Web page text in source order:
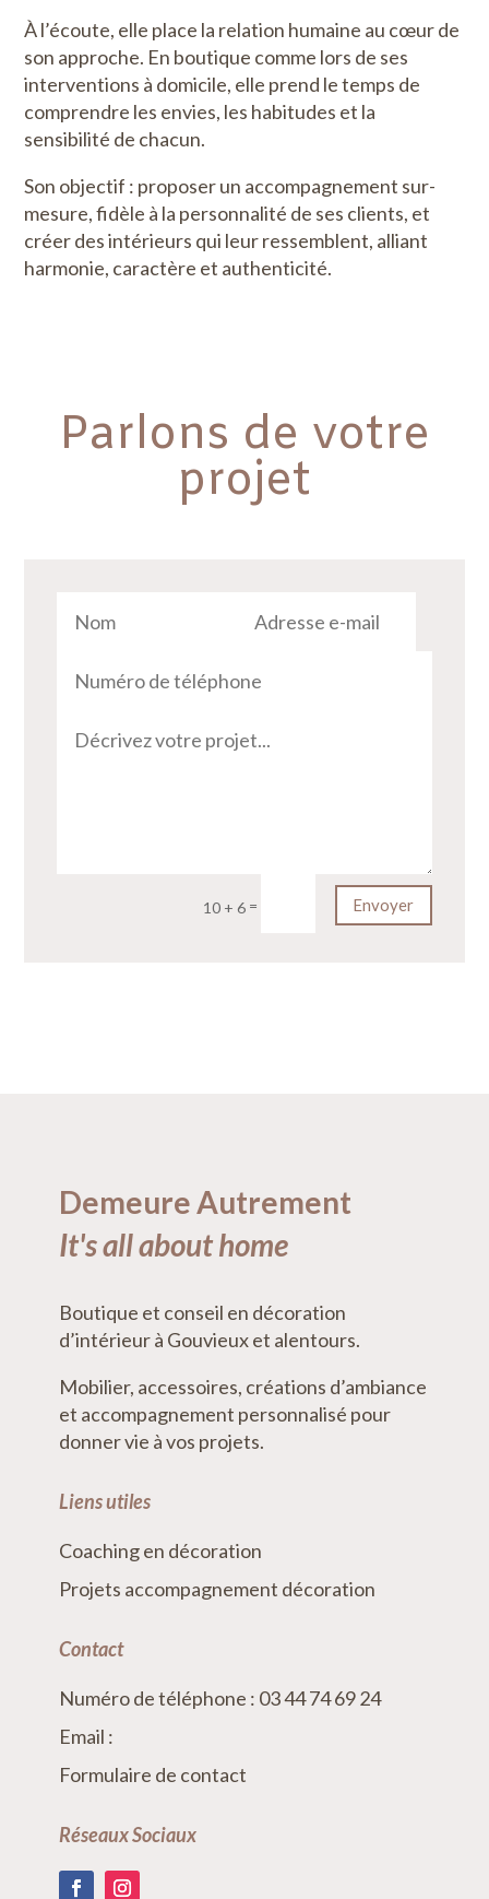
À l’écoute, elle place la relation humaine au cœur de
son approche. En boutique comme lors de ses
interventions à domicile, elle prend le temps de
comprendre les envies, les habitudes et la
sensibilité de chacun.
Son objectif : proposer un accompagnement sur-
mesure, fidèle à la personnalité de ses clients, et
créer des intérieurs qui leur ressemblent, alliant
harmonie, caractère et authenticité.
Parlons de votre
projet
10 + 6= Envoyer
Demeure Autrement
It's all about home
Boutique et conseil en décoration
d’intérieur à Gouvieux et alentours.
Mobilier, accessoires, créations d’ambiance
et accompagnement personnalisé pour
donner vie à vos projets.
Liens utiles
Coaching en décoration
Projets accompagnement décoration
Contact
Numéro de téléphone : 03 44 74 69 24
Email :
Formulaire de contact
Réseaux Sociaux